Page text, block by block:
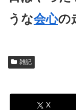
うな会心の
雑記
X